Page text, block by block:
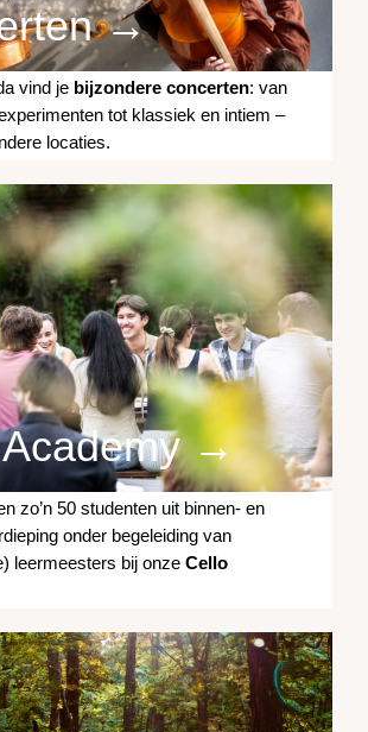
→
vind je bijzondere concerten: van
tot klassiek en intiem –
locaties.
→
zo’n 50 studenten uit binnen- en
onder begeleiding van
leermeesters bij onze Cello